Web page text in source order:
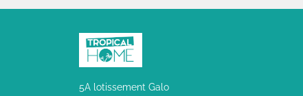
5A lotissement Galo